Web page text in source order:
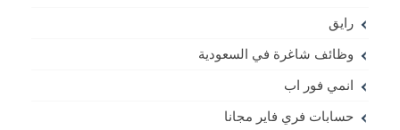
رايق
وظائف شاغرة في السعودية
انمي فور اب
حسابات فري فاير مجانا